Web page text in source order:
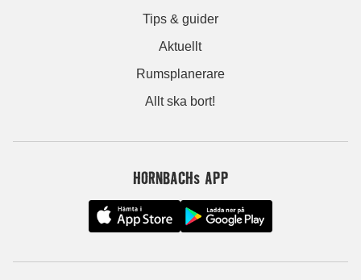
Tips & guider
Aktuellt
Rumsplanerare
Allt ska bort!
HORNBACHs APP